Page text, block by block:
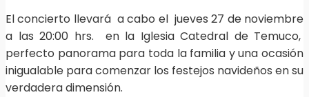
El concierto llevará a cabo el jueves 27 de noviembre
a las 20:00 hrs. en la Iglesia Catedral de Temuco,
perfecto panorama para toda la familia y una ocasión
inigualable para comenzar los festejos navideños en su
verdadera dimensión.